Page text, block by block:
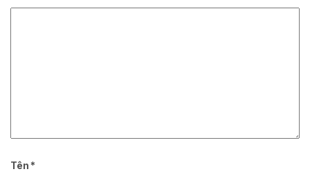
Tên *